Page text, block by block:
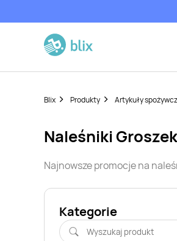
Blix Produkty Artykuły
naleśnikiGroszek
Najnowsze promocje na
Kategorie